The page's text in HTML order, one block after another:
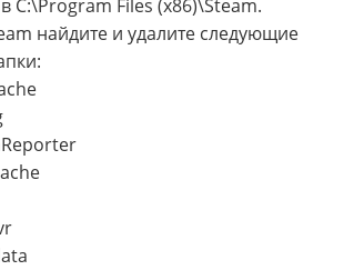
C:\Program Files (x86)\Steam.
найдите и удалите следующие